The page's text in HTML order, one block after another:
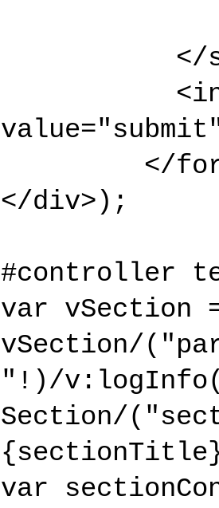
</div>);
#controller
var vSection
vSection/
"!)/
Section/
var